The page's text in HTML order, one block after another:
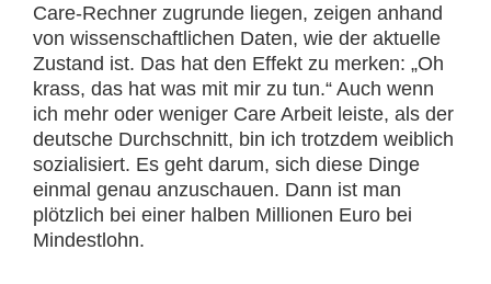
Care-Rechner zugrunde liegen, zeigen anhand
von wissenschaftlichen Daten, wie der aktuelle
Zustand ist. Das hat den Effekt zu merken: „Oh
krass, das hat was mit mir zu tun.“ Auch wenn
ich mehr oder weniger Care Arbeit leiste, als der
deutsche Durchschnitt, bin ich trotzdem weiblich
sozialisiert. Es geht darum, sich diese Dinge
einmal genau anzuschauen. Dann ist man
plötzlich bei einer halben Millionen Euro bei
Mindestlohn.